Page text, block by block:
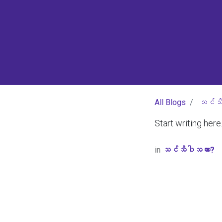
All Blogs သင်သိ
Start writing here...
in သင်သိပါသလား?